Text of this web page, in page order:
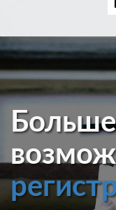
Больше